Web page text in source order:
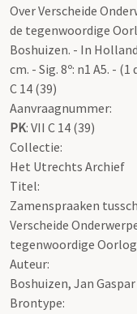
Over Verscheide
de tegenwoordige
Boshuizen. - In
cm. - Sig. 8º: n1 A5. -
C 14 (39)
Aanvraagnummer:
PK: VII C 14 (39)
Collectie:
Het Utrechts Archief
Titel:
Zamenspraaken
Verscheide
tegenwoordige
Auteur:
Boshuizen, Jan Gaspar
Brontype: